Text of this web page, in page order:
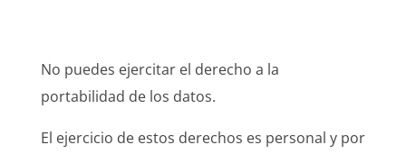
No puedes ejercitar el derecho a la
portabilidad de los datos.
El ejercicio de estos derechos es personal y por